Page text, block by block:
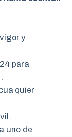
y
para
uno de